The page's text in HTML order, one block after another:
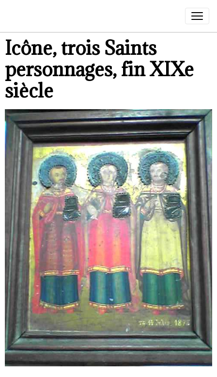
Icône, trois Saints
personnages, fin XIXe
siècle